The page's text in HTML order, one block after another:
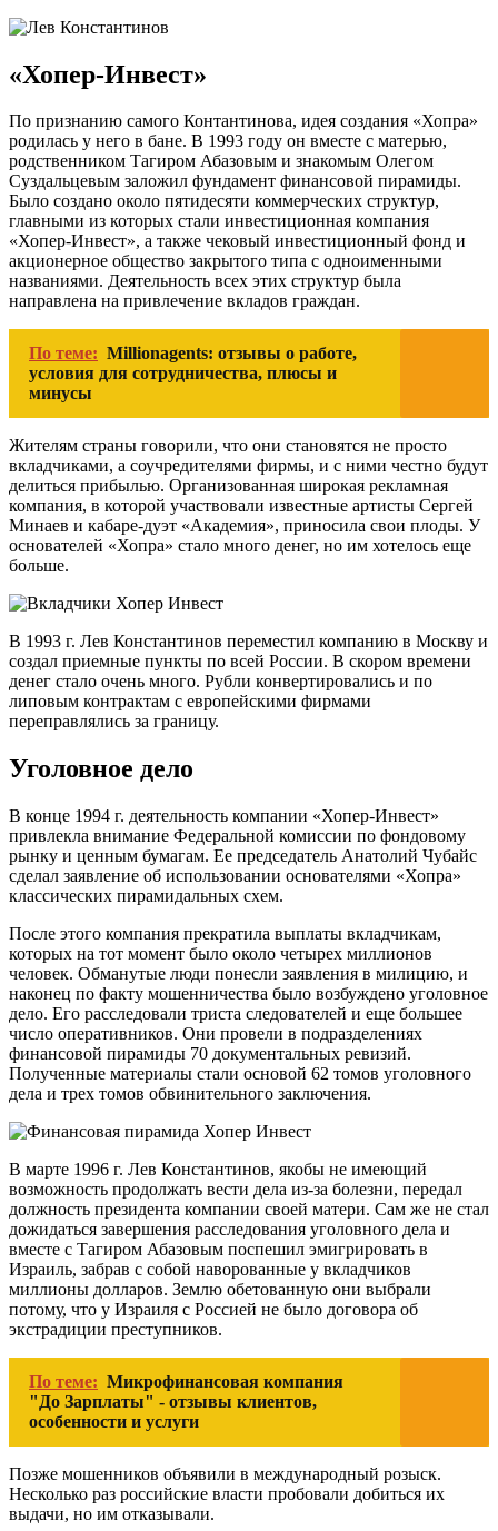
«Хопер-Инвест»
По признанию самого Контантинова, идея создания «Хопра»
родилась у него в бане. В 1993 году он вместе с матерью,
родственником Тагиром Абазовым и знакомым Олегом
Суздальцевым заложил фундамент финансовой пирамиды.
Было создано около пятидесяти коммерческих структур,
главными из которых стали инвестиционная компания
«Хопер-Инвест», а также чековый инвестиционный фонд и
акционерное общество закрытого типа с одноименными
названиями. Деятельность всех этих структур была
направлена на привлечение вкладов граждан.
По теме: Millionagents: отзывы о работе,
условия для сотрудничества, плюсы и
минусы
Жителям страны говорили, что они становятся не просто
вкладчиками, а соучредителями фирмы, и с ними честно будут
делиться прибылью. Организованная широкая рекламная
компания, в которой участвовали известные артисты Сергей
Минаев и кабаре-дуэт «Академия», приносила свои плоды. У
основателей «Хопра» стало много денег, но им хотелось еще
больше.
В 1993 г. Лев Константинов переместил компанию в Москву и
создал приемные пункты по всей России. В скором времени
денег стало очень много. Рубли конвертировались и по
липовым контрактам с европейскими фирмами
переправлялись за границу.
Уголовное дело
В конце 1994 г. деятельность компании «Хопер-Инвест»
привлекла внимание Федеральной комиссии по фондовому
рынку и ценным бумагам. Ее председатель Анатолий Чубайс
сделал заявление об использовании основателями «Хопра»
классических пирамидальных схем.
После этого компания прекратила выплаты вкладчикам,
которых на тот момент было около четырех миллионов
человек. Обманутые люди понесли заявления в милицию, и
наконец по факту мошенничества было возбуждено уголовное
дело. Его расследовали триста следователей и еще большее
число оперативников. Они провели в подразделениях
финансовой пирамиды 70 документальных ревизий.
Полученные материалы стали основой 62 томов уголовного
дела и трех томов обвинительного заключения.
В марте 1996 г. Лев Константинов, якобы не имеющий
возможность продолжать вести дела из-за болезни, передал
должность президента компании своей матери. Сам же не стал
дожидаться завершения расследования уголовного дела и
вместе с Тагиром Абазовым поспешил эмигрировать в
Израиль, забрав с собой наворованные у вкладчиков
миллионы долларов. Землю обетованную они выбрали
потому, что у Израиля с Россией не было договора об
экстрадиции преступников.
По теме: Микрофинансовая компания
"До Зарплаты" - отзывы клиентов,
особенности и услуги
Позже мошенников объявили в международный розыск.
Несколько раз российские власти пробовали добиться их
выдачи, но им отказывали.